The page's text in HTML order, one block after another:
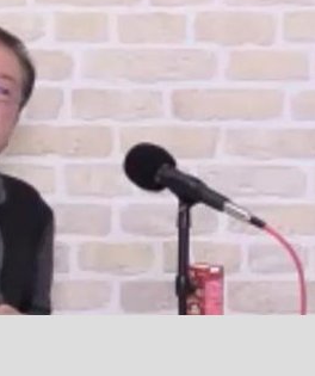
初めて明かした日本代表監督に...
のキーワードタグ一覧
#三山凌輝 #高市早苗 #後藤真希
郎
#亀和田武